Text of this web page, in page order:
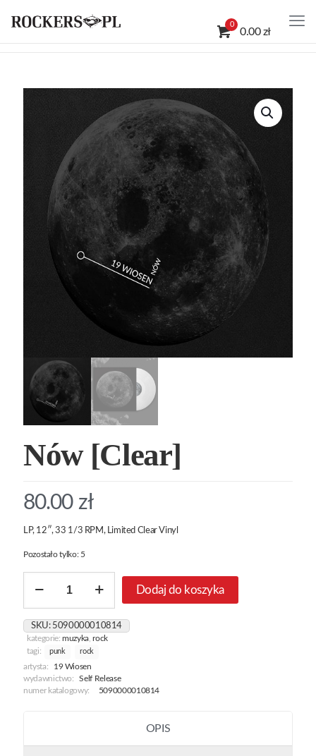
0
0.00 zł
Nów [Clear]
80.00 zł
LP, 12″, 33 1/3 RPM, Limited Clear Vinyl
Pozostało tylko: 5
Nów
Dodaj do koszyka
SKU: 5090000010814
kategorie:muzyka ,rock
tagi:
punk rock
artysta:
19 Wiosen
wydawnictwo:
Self Release
numer katalogowy:
5090000010814
OPIS